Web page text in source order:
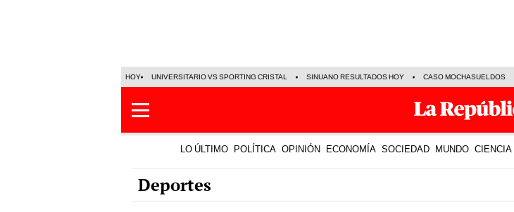
HOY UNIVERSITARIO VS SPORTING CRISTAL SINUANO RESULTADOS HOY CASO MOCHASUELDOS
LO ÚLTIMO POLÍTICA OPINIÓN ECONOMÍA SOCIEDAD MUNDO CIENCIA
Deportes